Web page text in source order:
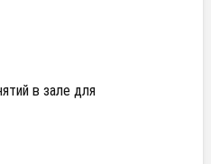
в зале для